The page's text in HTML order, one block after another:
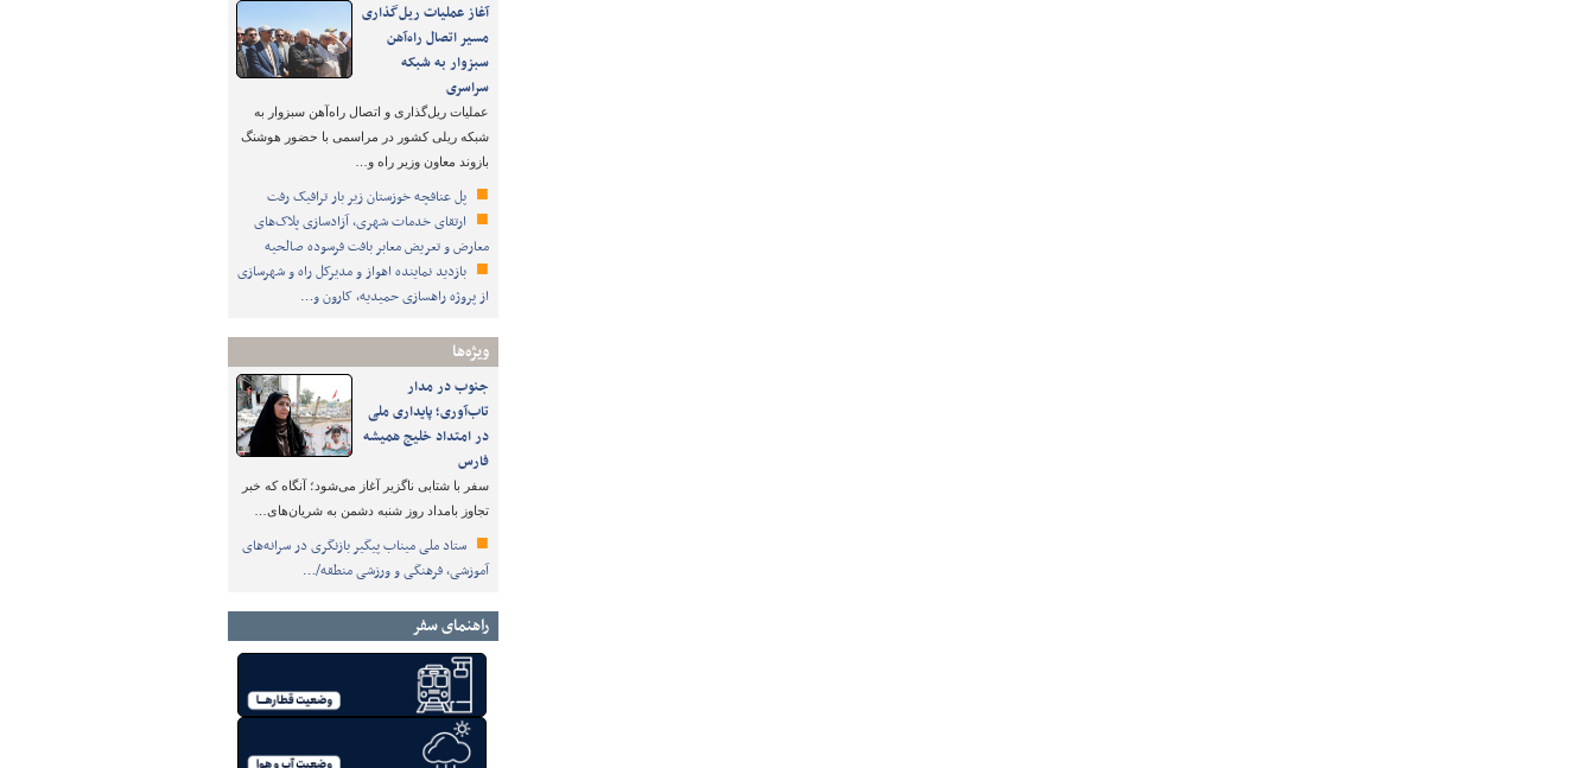
آغاز عملیات ریل‌گذاری
مسیر اتصال راه‌آهن
سبزوار به شبکه
سراسری
عملیات ریل‌گذاری و اتصال راه‌آهن سبزوار به
شبکه ریلی کشور در مراسمی با حضور هوشنگ
بازوند معاون وزیر راه و…
پل عنافچه خوزستان زیر بار ترافیک رفت
ارتقای خدمات شهری، آزادسازی پلاک‌های
معارض و تعریض معابر بافت فرسوده صالحیه
بازدید نماینده اهواز و مدیرکل راه و شهرسازی
از پروژه راهسازی حمیدیه، کارون و…
ویژه‌ها
جنوب در مدار
تاب‌آوری؛ پایداری ملی
در امتداد خلیج همیشه
فارس
سفر با شتابی ناگزیر آغاز می‌شود؛ آنگاه که خبر
تجاوز بامداد روز شنبه دشمن به شریان‌های…
ستاد ملی میناب پیگیر بازنگری در سرانه‌های
آموزشی، فرهنگی و ورزشی منطقه/…
راهنمای سفر